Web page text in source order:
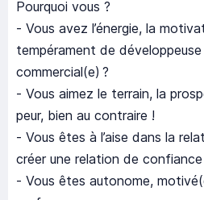
Pourquoi vous ?
- Vous avez l’énergie, la
tempérament de
commercial(e) ?
- Vous aimez le terrain, la
peur, bien au contraire !
- Vous êtes à l’aise dans la
créer une relation de
- Vous êtes autonome,